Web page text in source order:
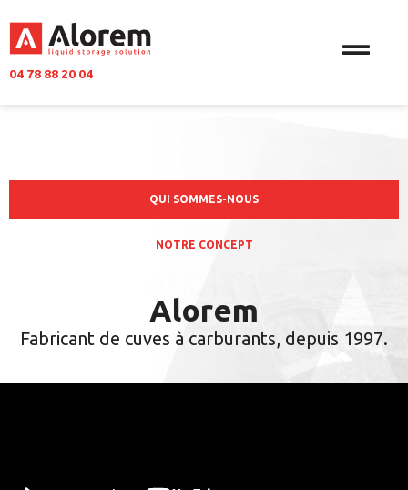
04 78 88 20 04
QUI SOMMES-NOUS
NOTRE CONCEPT
Alorem
Fabricant de cuves à carburants, depuis 1997.